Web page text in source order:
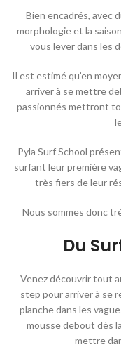
Bien encadrés, avec
morphologie et la
vous lever dans les
Il est estimé qu’en
arriver à se mettre
passionnés mettront
Pyla Surf School
surfant leur première
très fiers de leur
Nous sommes donc
Du
Venez découvrir tout
step pour arriver à se
planche dans les
mousse debout dès
mettre